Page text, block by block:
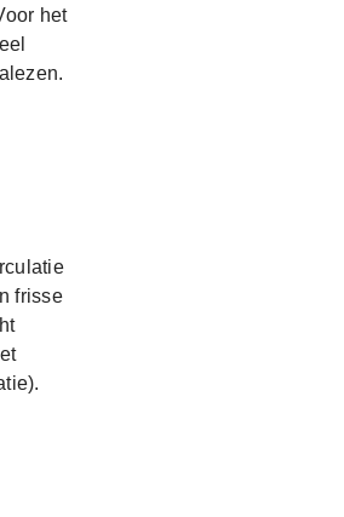
het
frisse